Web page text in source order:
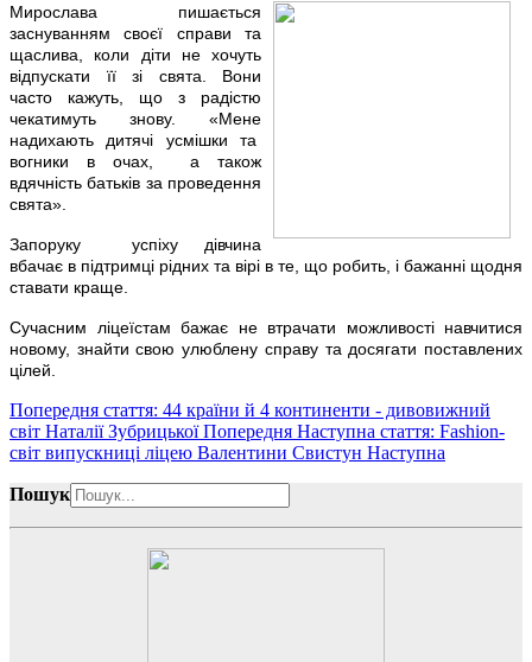
Мирослава пишається
заснуванням своєї справи та
щаслива, коли діти не хочуть
відпускати її зі свята. Вони
часто кажуть, що з радістю
чекатимуть знову. «Мене
надихають дитячі усмішки та
вогники в очах, а також
вдячність батьків за проведення
свята».
Запоруку успіху дівчина
вбачає в підтримці рідних та вірі в те, що робить, і бажанні щодня
ставати краще.
Сучасним ліцеїстам бажає не втрачати можливості навчитися
новому, знайти свою улюблену справу та досягати поставлених
цілей.
Попередня стаття: 44 країни й 4 континенти - дивовижний
світ Наталії ЗубрицькоїПопередня Наступна стаття: Fashion-
світ випускниці ліцею Валентини Свистун Наступна
Пошук